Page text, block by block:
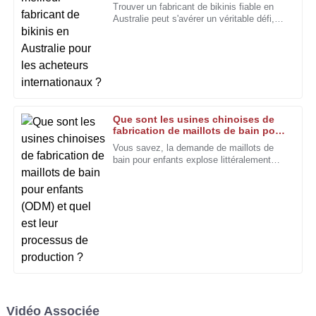
Trouver un fabricant de bikinis fiable en
Australie peut s'avérer un véritable défi,
Que sont les usines chinoises de
fabrication de maillots de bain pour
enfants (ODM) et quel est leur
processus de production ?
Vous savez, la demande de maillots de
bain pour enfants explose littéralement
professionnalisme de l'équipe après-vente.
04 Janvier
J
Jessica
Le personnel d'assistance était non seulement aimable,
mais aussi très compétent. Ils m'ont guidé à chaque étape
avec patience.
14 Décembre 2025
N
Harris
Le professionnalisme dont a fait preuve l'équipe était
Vidéo Associée